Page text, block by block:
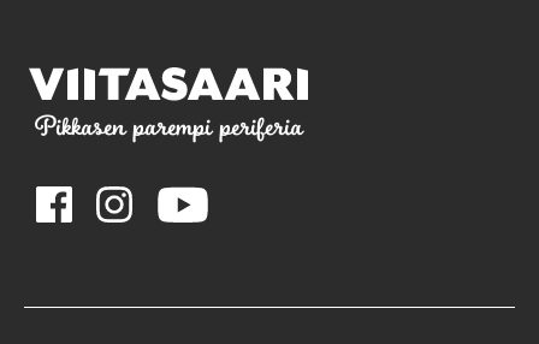
Pikkasen parempi periferia